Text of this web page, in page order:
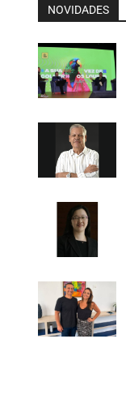
NOVIDADES